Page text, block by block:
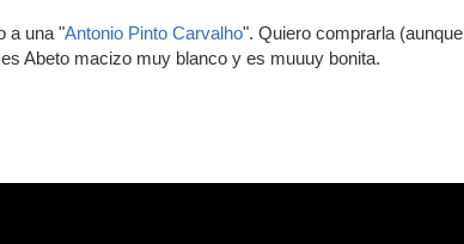
a una "Antonio Pinto Carvalho". Quiero comprarla (aunque
es Abeto macizo muy blanco y es muuuy bonita.